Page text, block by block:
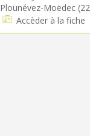
Plounévez-Moëdec
Accèder à la fiche